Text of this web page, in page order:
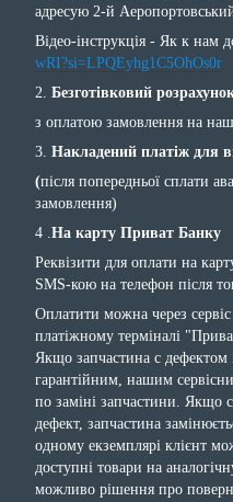
адресую 2-й
Відео-інструкція - Як к нам
wRI?si=LPQEyhg1C5OhOs0r
2. Безготівковий
з оплатою замовлення на
3. Накладений платіж для
(після попередньої сплати
замовлення)
4 .На карту Приват Банку
Реквізити для оплати на
SMS-кою на телефон після
Оплатити можна через
платіжному терміналі
Якщо запчастина с дефектом
гарантійним, нашим
по заміні запчастини. Якщо
дефект, запчастина
одному екземплярі клієнт
доступні товари на
можливо рішення про